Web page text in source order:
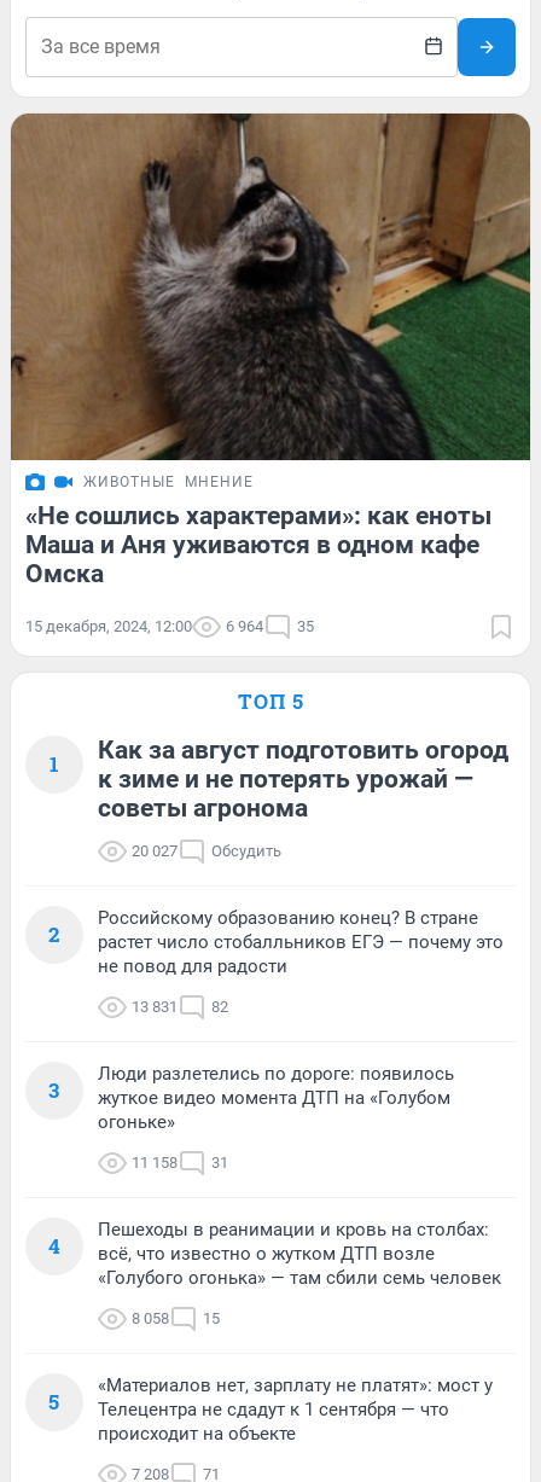
ЖИВОТНЫЕ МНЕНИЕ
«Не сошлись характерами»: как еноты
Маша и Аня уживаются в одном кафе
Омска
15 декабря, 2024, 12:00 6 964 35
ТОП 5
1
Как за август подготовить огород
к зиме и не потерять урожай —
советы агронома
20 027 Обсудить
2
Российскому образованию конец? В стране
растет число стобалльников ЕГЭ — почему это
не повод для радости
13 831 82
3
Люди разлетелись по дороге: появилось
жуткое видео момента ДТП на «Голубом
огоньке»
11 158 31
4
Пешеходы в реанимации и кровь на столбах:
всё, что известно о жутком ДТП возле
«Голубого огонька» — там сбили семь человек
8 058 15
5
«Материалов нет, зарплату не платят»: мост у
Телецентра не сдадут к 1 сентября — что
происходит на объекте
7 208 71